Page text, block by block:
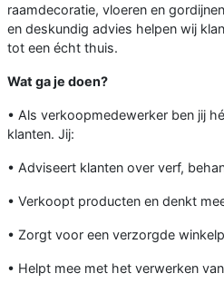
raamdecoratie, vloeren en
en deskundig advies helpen wij
tot een écht thuis.
Wat ga je doen?
• Als verkoopmedewerker ben jij
klanten. Jij:
• Adviseert klanten over verf,
• Verkoopt producten en denkt
• Zorgt voor een verzorgde
• Helpt mee met het verwerken